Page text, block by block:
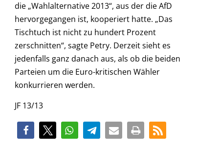
die „Wahlalternative 2013“, aus der die AfD
hervorgegangen ist, kooperiert hatte. „Das
Tischtuch ist nicht zu hundert Prozent
zerschnitten“, sagte Petry. Derzeit sieht es
jedenfalls ganz danach aus, als ob die beiden
Parteien um die Euro-kritischen Wähler
konkurrieren werden.
JF 13/13